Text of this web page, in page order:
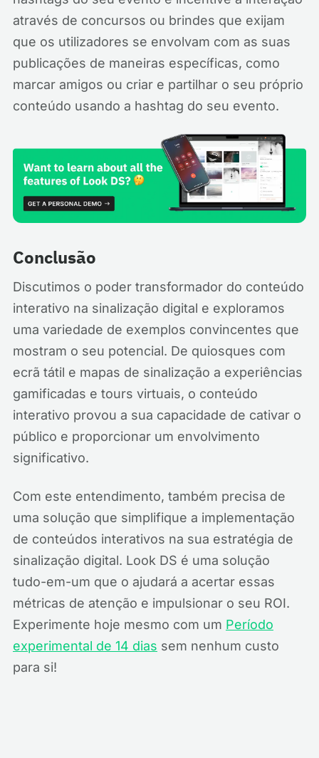
através de concursos ou brindes que exijam
que os utilizadores se envolvam com as suas
publicações de maneiras específicas, como
marcar amigos ou criar e partilhar o seu próprio
conteúdo usando a hashtag do seu evento.
Conclusão
Discutimos o poder transformador do conteúdo
interativo na sinalização digital e exploramos
uma variedade de exemplos convincentes que
mostram o seu potencial. De quiosques com
ecrã tátil e mapas de sinalização a experiências
gamificadas e tours virtuais, o conteúdo
interativo provou a sua capacidade de cativar o
público e proporcionar um envolvimento
significativo.
Com este entendimento, também precisa de
uma solução que simplifique a implementação
de conteúdos interativos na sua estratégia de
sinalização digital. Look DS é uma solução
tudo-em-um que o ajudará a acertar essas
métricas de atenção e impulsionar o seu ROI.
Experimente hoje mesmo com um Período
experimental de 14 dias sem nenhum custo
para si!